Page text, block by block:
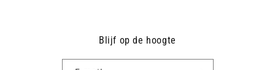
Blijf op de hoogte